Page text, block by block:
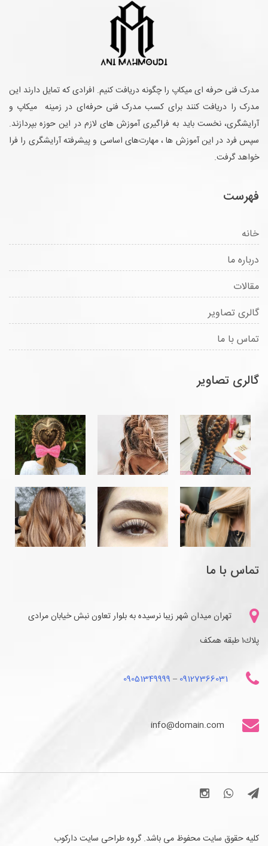
مدرک فنی حرفه ای میکاپ را چگونه دریافت کنیم. افرادی که تمایل دارند این
مدرک را دریافت کنند برای کسب مدرک فنی حرفه‌ای در زمینه میکاپ و
آرایشگری، نخست باید به فراگیری آموزش های لازم در این حوزه بپردازند.
سپس فرد در این آموزش ها ، مهارت‌های اساسی و پیشرفته آرایشگری را فرا
خواهد گرفت.
فهرست
خانه
درباره ما
مقالات
گالری تصاویر
تماس با ما
گالری تصاویر
تماس با ما
تهران میدان شهر زیبا نرسیده به بلوار تعاون نبش خیابان مرادی
پلاك١ طبقه همكف
09127366031
–
09051349999
info@domain.com
کلیه حقوق سایت محفوظ می باشد. گروه طراحی سایت دارکوب